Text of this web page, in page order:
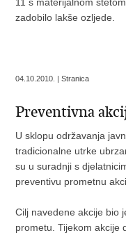
zadobilo lakše ozljede.
04.10.2010. | Stranica
Preventivna
U sklopu održavanja
tradicionalne utrke
su u suradnji s
preventivu prometnu
Cilj navedene akcije bio
prometu. Tijekom akcije